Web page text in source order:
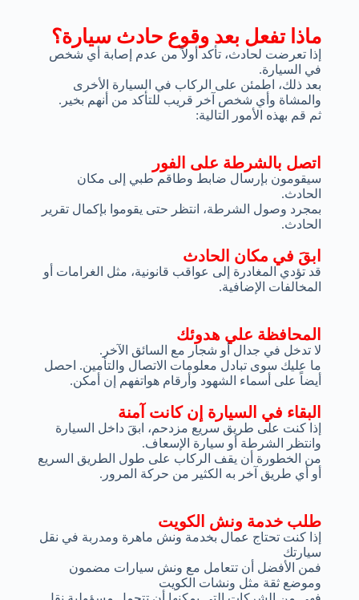
ماذا تفعل بعد وقوع حادث سيارة؟
إذا تعرضت لحادث، تأكد أولاً من عدم إصابة أي شخص
في السيارة.
بعد ذلك، اطمئن على الركاب في السيارة الأخرى
والمشاة وأي شخص آخر قريب للتأكد من أنهم بخير.
ثم قم بهذه الأمور التالية:
ابقَ في مكان الحادث
قد تؤدي المغادرة إلى عواقب قانونية، مثل الغرامات أو
المخالفات الإضافية.
اتصل بالشرطة على الفور
سيقومون بإرسال ضابط وطاقم طبي إلى مكان
الحادث.
بمجرد وصول الشرطة، انتظر حتى يقوموا بإكمال تقرير
الحادث.
البقاء في السيارة إن كانت آمنة
إذا كنت على طريق سريع مزدحم، ابقَ داخل السيارة
وانتظر الشرطة أو سيارة الإسعاف.
من الخطورة أن يقف الركاب على طول الطريق السريع
أو أي طريق آخر به الكثير من حركة المرور.
المحافظة علي هدوئك
لا تدخل في جدال أو شجار مع السائق الآخر.
ما عليك سوى تبادل معلومات الاتصال والتأمين. احصل
أيضاً على أسماء الشهود وأرقام هواتفهم إن أمكن.
طلب خدمة ونش الكويت
إذا كنت تحتاج عمال بخدمة ونش ماهرة ومدربة في نقل
سيارتك
فمن الأفضل أن تتعامل مع ونش سيارات مضمون
وموضع ثقة مثل ونشات الكويت